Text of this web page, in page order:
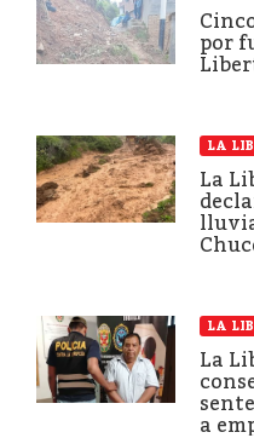
por
LA
La
LA
La
a